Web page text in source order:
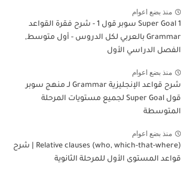
منذ بضع اعوام
Super Goal 1 سوبر قول 1 - شرح فقرة القواعد
Grammar بالعربي لكل الدروس - أول متوسط,
الفصل الدراسي الأول
منذ بضع اعوام
شرح قواعد الإنجليزية Grammar لـ منهج سوبر
قول Super Goal لجميع مستويات المرحلة
المتوسطة
منذ بضع اعوام
Relative clauses (who, which-that-where) | شرح
قواعد المستوى الأول للمرحلة الثانوية